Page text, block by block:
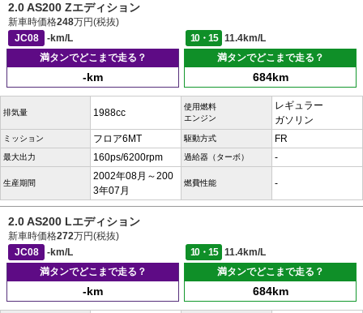
2.0 AS200 Zエディション
新車時価格248万円(税抜)
JC08
-km/L 10・15
11.4km/L
満タンでどこまで走る？
-km
満タンでどこまで走る？
684km
排気量 1988cc
使用燃料
エンジン
レギュラー
ガソリン
ミッション フロア6MT 駆動方式 FR
最大出力 160ps/6200rpm 過給器（ターボ） -
生産期間
2002年08月～200
3年07月
燃費性能 -
2.0 AS200 Lエディション
新車時価格272万円(税抜)
JC08
-km/L 10・15
11.4km/L
満タンでどこまで走る？
-km
満タンでどこまで走る？
684km